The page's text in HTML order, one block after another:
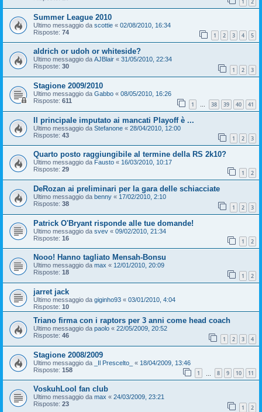
Summer League 2010
Ultimo messaggio da scottie « 02/08/2010, 16:34
Risposte: 74 1 2 3 4 5
aldrich or udoh or whiteside?
Ultimo messaggio da AJBlair « 31/05/2010, 22:34
Risposte: 30 1 2 3
Stagione 2009/2010
Ultimo messaggio da Gabbo « 08/05/2010, 16:26
Risposte: 611 1 … 38 39 40 41
Il principale imputato ai mancati Playoff è ...
Ultimo messaggio da Stefanone « 28/04/2010, 12:00
Risposte: 43 1 2 3
Quarto posto raggiungibile al termine della RS 2k10?
Ultimo messaggio da Fausto « 16/03/2010, 10:17
Risposte: 29 1 2
DeRozan ai preliminari per la gara delle schiacciate
Ultimo messaggio da benny « 17/02/2010, 2:10
Risposte: 38 1 2 3
Patrick O'Bryant risponde alle tue domande!
Ultimo messaggio da svev « 09/02/2010, 21:34
Risposte: 16 1 2
Nooo! Hanno tagliato Mensah-Bonsu
Ultimo messaggio da max « 12/01/2010, 20:09
Risposte: 18 1 2
jarret jack
Ultimo messaggio da giginho93 « 03/01/2010, 4:04
Risposte: 10
Triano firma con i raptors per 3 anni come head coach
Ultimo messaggio da paolo « 22/05/2009, 20:52
Risposte: 46 1 2 3 4
Stagione 2008/2009
Ultimo messaggio da _Il Prescelto_ « 18/04/2009, 13:46
Risposte: 158 1 8 9 10 11
VoskuhLool fan club
Ultimo messaggio da max « 24/03/2009, 23:21
Risposte: 23 1 2